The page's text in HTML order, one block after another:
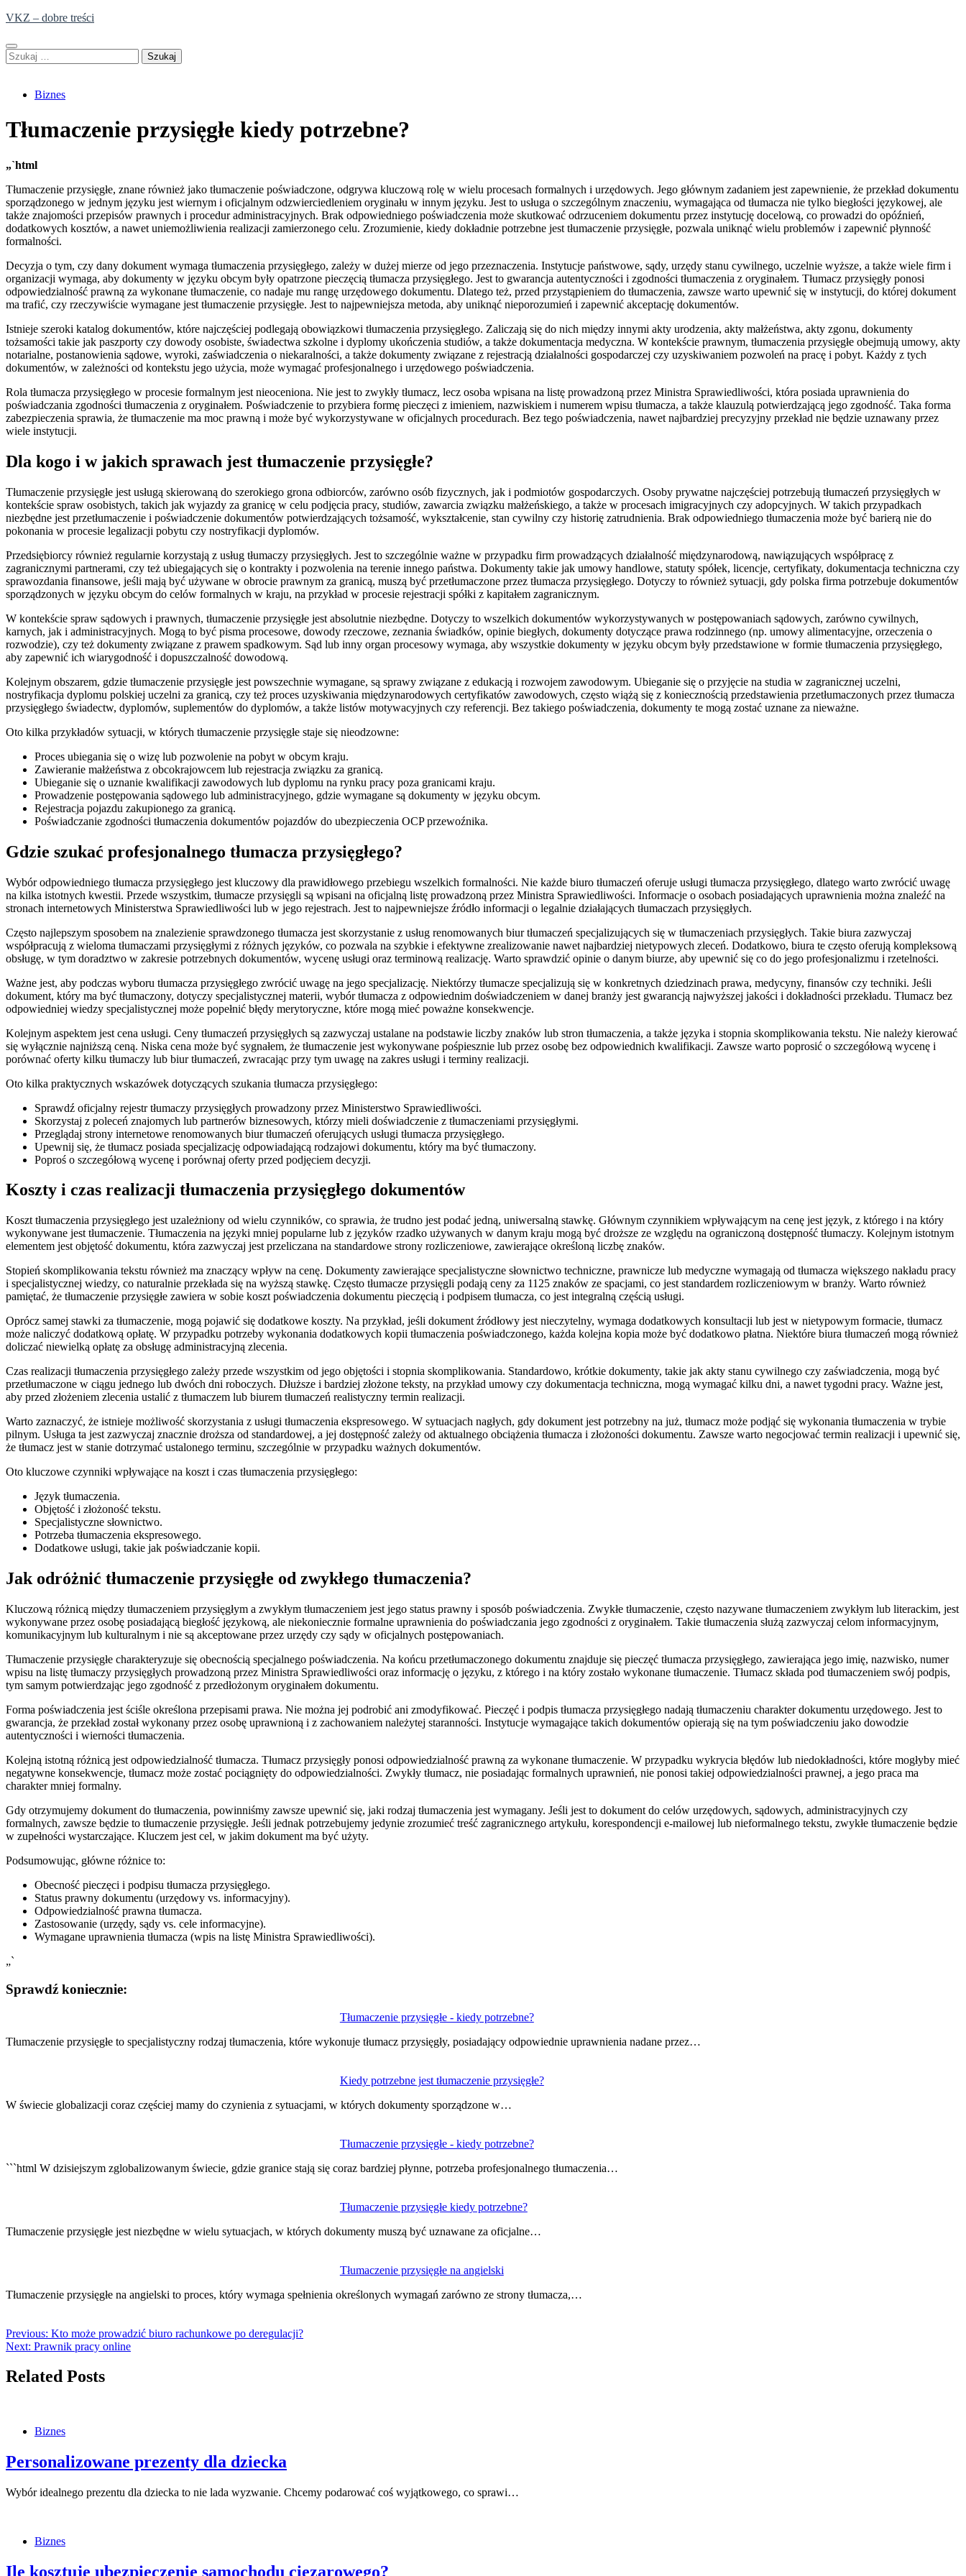
Skip
content
VKZ – dobre treści
Szukaj:
Biznes
Tłumaczenie przysięgłe kiedy potrzebne?
„`html
Tłumaczenie przysięgłe, znane również jako tłumaczenie poświadczone, odgrywa kluczową rolę w wielu procesach formalnych i urzędowych. Jego głównym zadaniem jest zapewnienie, że przekład dokumentu
sporządzonego w jednym języku jest wiernym i oficjalnym odzwierciedleniem oryginału w innym języku. Jest to usługa o szczególnym znaczeniu, wymagająca od tłumacza nie tylko biegłości językowej, ale
także znajomości przepisów prawnych i procedur administracyjnych. Brak odpowiedniego poświadczenia może skutkować odrzuceniem dokumentu przez instytucję docelową, co prowadzi do opóźnień,
dodatkowych kosztów, a nawet uniemożliwienia realizacji zamierzonego celu. Zrozumienie, kiedy dokładnie potrzebne jest tłumaczenie przysięgłe, pozwala uniknąć wielu problemów i zapewnić płynność
formalności.
Decyzja o tym, czy dany dokument wymaga tłumaczenia przysięgłego, zależy w dużej mierze od jego przeznaczenia. Instytucje państwowe, sądy, urzędy stanu cywilnego, uczelnie wyższe, a także wiele firm i
organizacji wymaga, aby dokumenty w języku obcym były opatrzone pieczęcią tłumacza przysięgłego. Jest to gwarancja autentyczności i zgodności tłumaczenia z oryginałem. Tłumacz przysięgły ponosi
odpowiedzialność prawną za wykonane tłumaczenie, co nadaje mu rangę urzędowego dokumentu. Dlatego też, przed przystąpieniem do tłumaczenia, zawsze warto upewnić się w instytucji, do której dokument
ma trafić, czy rzeczywiście wymagane jest tłumaczenie przysięgłe. Jest to najpewniejsza metoda, aby uniknąć nieporozumień i zapewnić akceptację dokumentów.
Istnieje szeroki katalog dokumentów, które najczęściej podlegają obowiązkowi tłumaczenia przysięgłego. Zaliczają się do nich między innymi akty urodzenia, akty małżeństwa, akty zgonu, dokumenty
tożsamości takie jak paszporty czy dowody osobiste, świadectwa szkolne i dyplomy ukończenia studiów, a także dokumentacja medyczna. W kontekście prawnym, tłumaczenia przysięgłe obejmują umowy, akty
notarialne, postanowienia sądowe, wyroki, zaświadczenia o niekaralności, a także dokumenty związane z rejestracją działalności gospodarczej czy uzyskiwaniem pozwoleń na pracę i pobyt. Każdy z tych
dokumentów, w zależności od kontekstu jego użycia, może wymagać profesjonalnego i urzędowego poświadczenia.
Rola tłumacza przysięgłego w procesie formalnym jest nieoceniona. Nie jest to zwykły tłumacz, lecz osoba wpisana na listę prowadzoną przez Ministra Sprawiedliwości, która posiada uprawnienia do
poświadczania zgodności tłumaczenia z oryginałem. Poświadczenie to przybiera formę pieczęci z imieniem, nazwiskiem i numerem wpisu tłumacza, a także klauzulą potwierdzającą jego zgodność. Taka forma
zabezpieczenia sprawia, że tłumaczenie ma moc prawną i może być wykorzystywane w oficjalnych procedurach. Bez tego poświadczenia, nawet najbardziej precyzyjny przekład nie będzie uznawany przez
wiele instytucji.
Dla kogo i w jakich sprawach jest tłumaczenie przysięgłe?
Tłumaczenie przysięgłe jest usługą skierowaną do szerokiego grona odbiorców, zarówno osób fizycznych, jak i podmiotów gospodarczych. Osoby prywatne najczęściej potrzebują tłumaczeń przysięgłych w
kontekście spraw osobistych, takich jak wyjazdy za granicę w celu podjęcia pracy, studiów, zawarcia związku małżeńskiego, a także w procesach imigracyjnych czy adopcyjnych. W takich przypadkach
niezbędne jest przetłumaczenie i poświadczenie dokumentów potwierdzających tożsamość, wykształcenie, stan cywilny czy historię zatrudnienia. Brak odpowiedniego tłumaczenia może być barierą nie do
pokonania w procesie legalizacji pobytu czy nostryfikacji dyplomów.
Przedsiębiorcy również regularnie korzystają z usług tłumaczy przysięgłych. Jest to szczególnie ważne w przypadku firm prowadzących działalność międzynarodową, nawiązujących współpracę z
zagranicznymi partnerami, czy też ubiegających się o kontrakty i pozwolenia na terenie innego państwa. Dokumenty takie jak umowy handlowe, statuty spółek, licencje, certyfikaty, dokumentacja techniczna czy
sprawozdania finansowe, jeśli mają być używane w obrocie prawnym za granicą, muszą być przetłumaczone przez tłumacza przysięgłego. Dotyczy to również sytuacji, gdy polska firma potrzebuje dokumentów
sporządzonych w języku obcym do celów formalnych w kraju, na przykład w procesie rejestracji spółki z kapitałem zagranicznym.
W kontekście spraw sądowych i prawnych, tłumaczenie przysięgłe jest absolutnie niezbędne. Dotyczy to wszelkich dokumentów wykorzystywanych w postępowaniach sądowych, zarówno cywilnych,
karnych, jak i administracyjnych. Mogą to być pisma procesowe, dowody rzeczowe, zeznania świadków, opinie biegłych, dokumenty dotyczące prawa rodzinnego (np. umowy alimentacyjne, orzeczenia o
rozwodzie), czy też dokumenty związane z prawem spadkowym. Sąd lub inny organ procesowy wymaga, aby wszystkie dokumenty w języku obcym były przedstawione w formie tłumaczenia przysięgłego,
aby zapewnić ich wiarygodność i dopuszczalność dowodową.
Kolejnym obszarem, gdzie tłumaczenie przysięgłe jest powszechnie wymagane, są sprawy związane z edukacją i rozwojem zawodowym. Ubieganie się o przyjęcie na studia w zagranicznej uczelni,
nostryfikacja dyplomu polskiej uczelni za granicą, czy też proces uzyskiwania międzynarodowych certyfikatów zawodowych, często wiążą się z koniecznością przedstawienia przetłumaczonych przez tłumacza
przysięgłego świadectw, dyplomów, suplementów do dyplomów, a także listów motywacyjnych czy referencji. Bez takiego poświadczenia, dokumenty te mogą zostać uznane za nieważne.
Oto kilka przykładów sytuacji, w których tłumaczenie przysięgłe staje się nieodzowne:
Proces ubiegania się o wizę lub pozwolenie na pobyt w obcym kraju.
Zawieranie małżeństwa z obcokrajowcem lub rejestracja związku za granicą.
Ubieganie się o uznanie kwalifikacji zawodowych lub dyplomu na rynku pracy poza granicami kraju.
Prowadzenie postępowania sądowego lub administracyjnego, gdzie wymagane są dokumenty w języku obcym.
Rejestracja pojazdu zakupionego za granicą.
Poświadczanie zgodności tłumaczenia dokumentów pojazdów do ubezpieczenia OCP przewoźnika.
Gdzie szukać profesjonalnego tłumacza przysięgłego?
Wybór odpowiedniego tłumacza przysięgłego jest kluczowy dla prawidłowego przebiegu wszelkich formalności. Nie każde biuro tłumaczeń oferuje usługi tłumacza przysięgłego, dlatego warto zwrócić uwagę
na kilka istotnych kwestii. Przede wszystkim, tłumacze przysięgli są wpisani na oficjalną listę prowadzoną przez Ministra Sprawiedliwości. Informacje o osobach posiadających uprawnienia można znaleźć na
stronach internetowych Ministerstwa Sprawiedliwości lub w jego rejestrach. Jest to najpewniejsze źródło informacji o legalnie działających tłumaczach przysięgłych.
Często najlepszym sposobem na znalezienie sprawdzonego tłumacza jest skorzystanie z usług renomowanych biur tłumaczeń specjalizujących się w tłumaczeniach przysięgłych. Takie biura zazwyczaj
współpracują z wieloma tłumaczami przysięgłymi z różnych języków, co pozwala na szybkie i efektywne zrealizowanie nawet najbardziej nietypowych zleceń. Dodatkowo, biura te często oferują kompleksową
obsługę, w tym doradztwo w zakresie potrzebnych dokumentów, wycenę usługi oraz terminową realizację. Warto sprawdzić opinie o danym biurze, aby upewnić się co do jego profesjonalizmu i rzetelności.
Ważne jest, aby podczas wyboru tłumacza przysięgłego zwrócić uwagę na jego specjalizację. Niektórzy tłumacze specjalizują się w konkretnych dziedzinach prawa, medycyny, finansów czy techniki. Jeśli
dokument, który ma być tłumaczony, dotyczy specjalistycznej materii, wybór tłumacza z odpowiednim doświadczeniem w danej branży jest gwarancją najwyższej jakości i dokładności przekładu. Tłumacz bez
odpowiedniej wiedzy specjalistycznej może popełnić błędy merytoryczne, które mogą mieć poważne konsekwencje.
Kolejnym aspektem jest cena usługi. Ceny tłumaczeń przysięgłych są zazwyczaj ustalane na podstawie liczby znaków lub stron tłumaczenia, a także języka i stopnia skomplikowania tekstu. Nie należy kierować
się wyłącznie najniższą ceną. Niska cena może być sygnałem, że tłumaczenie jest wykonywane pośpiesznie lub przez osobę bez odpowiednich kwalifikacji. Zawsze warto poprosić o szczegółową wycenę i
porównać oferty kilku tłumaczy lub biur tłumaczeń, zwracając przy tym uwagę na zakres usługi i terminy realizacji.
Oto kilka praktycznych wskazówek dotyczących szukania tłumacza przysięgłego:
Sprawdź oficjalny rejestr tłumaczy przysięgłych prowadzony przez Ministerstwo Sprawiedliwości.
Skorzystaj z poleceń znajomych lub partnerów biznesowych, którzy mieli doświadczenie z tłumaczeniami przysięgłymi.
Przeglądaj strony internetowe renomowanych biur tłumaczeń oferujących usługi tłumacza przysięgłego.
Upewnij się, że tłumacz posiada specjalizację odpowiadającą rodzajowi dokumentu, który ma być tłumaczony.
Poproś o szczegółową wycenę i porównaj oferty przed podjęciem decyzji.
Koszty i czas realizacji tłumaczenia przysięgłego dokumentów
Koszt tłumaczenia przysięgłego jest uzależniony od wielu czynników, co sprawia, że trudno jest podać jedną, uniwersalną stawkę. Głównym czynnikiem wpływającym na cenę jest język, z którego i na który
wykonywane jest tłumaczenie. Tłumaczenia na języki mniej popularne lub z języków rzadko używanych w danym kraju mogą być droższe ze względu na ograniczoną dostępność tłumaczy. Kolejnym istotnym
elementem jest objętość dokumentu, która zazwyczaj jest przeliczana na standardowe strony rozliczeniowe, zawierające określoną liczbę znaków.
Stopień skomplikowania tekstu również ma znaczący wpływ na cenę. Dokumenty zawierające specjalistyczne słownictwo techniczne, prawnicze lub medyczne wymagają od tłumacza większego nakładu pracy
i specjalistycznej wiedzy, co naturalnie przekłada się na wyższą stawkę. Często tłumacze przysięgli podają ceny za 1125 znaków ze spacjami, co jest standardem rozliczeniowym w branży. Warto również
pamiętać, że tłumaczenie przysięgłe zawiera w sobie koszt poświadczenia dokumentu pieczęcią i podpisem tłumacza, co jest integralną częścią usługi.
Oprócz samej stawki za tłumaczenie, mogą pojawić się dodatkowe koszty. Na przykład, jeśli dokument źródłowy jest nieczytelny, wymaga dodatkowych konsultacji lub jest w nietypowym formacie, tłumacz
może naliczyć dodatkową opłatę. W przypadku potrzeby wykonania dodatkowych kopii tłumaczenia poświadczonego, każda kolejna kopia może być dodatkowo płatna. Niektóre biura tłumaczeń mogą również
doliczać niewielką opłatę za obsługę administracyjną zlecenia.
Czas realizacji tłumaczenia przysięgłego zależy przede wszystkim od jego objętości i stopnia skomplikowania. Standardowo, krótkie dokumenty, takie jak akty stanu cywilnego czy zaświadczenia, mogą być
przetłumaczone w ciągu jednego lub dwóch dni roboczych. Dłuższe i bardziej złożone teksty, na przykład umowy czy dokumentacja techniczna, mogą wymagać kilku dni, a nawet tygodni pracy. Ważne jest,
aby przed złożeniem zlecenia ustalić z tłumaczem lub biurem tłumaczeń realistyczny termin realizacji.
Warto zaznaczyć, że istnieje możliwość skorzystania z usługi tłumaczenia ekspresowego. W sytuacjach nagłych, gdy dokument jest potrzebny na już, tłumacz może podjąć się wykonania tłumaczenia w trybie
pilnym. Usługa ta jest zazwyczaj znacznie droższa od standardowej, a jej dostępność zależy od aktualnego obciążenia tłumacza i złożoności dokumentu. Zawsze warto negocjować termin realizacji i upewnić się,
że tłumacz jest w stanie dotrzymać ustalonego terminu, szczególnie w przypadku ważnych dokumentów.
Oto kluczowe czynniki wpływające na koszt i czas tłumaczenia przysięgłego:
Język tłumaczenia.
Objętość i złożoność tekstu.
Specjalistyczne słownictwo.
Potrzeba tłumaczenia ekspresowego.
Dodatkowe usługi, takie jak poświadczanie kopii.
Jak odróżnić tłumaczenie przysięgłe od zwykłego tłumaczenia?
Kluczową różnicą między tłumaczeniem przysięgłym a zwykłym tłumaczeniem jest jego status prawny i sposób poświadczenia. Zwykłe tłumaczenie, często nazywane tłumaczeniem zwykłym lub literackim, jest
wykonywane przez osobę posiadającą biegłość językową, ale niekoniecznie formalne uprawnienia do poświadczania jego zgodności z oryginałem. Takie tłumaczenia służą zazwyczaj celom informacyjnym,
komunikacyjnym lub kulturalnym i nie są akceptowane przez urzędy czy sądy w oficjalnych postępowaniach.
Tłumaczenie przysięgłe charakteryzuje się obecnością specjalnego poświadczenia. Na końcu przetłumaczonego dokumentu znajduje się pieczęć tłumacza przysięgłego, zawierająca jego imię, nazwisko, numer
wpisu na listę tłumaczy przysięgłych prowadzoną przez Ministra Sprawiedliwości oraz informację o języku, z którego i na który zostało wykonane tłumaczenie. Tłumacz składa pod tłumaczeniem swój podpis,
tym samym potwierdzając jego zgodność z przedłożonym oryginałem dokumentu.
Forma poświadczenia jest ściśle określona przepisami prawa. Nie można jej podrobić ani zmodyfikować. Pieczęć i podpis tłumacza przysięgłego nadają tłumaczeniu charakter dokumentu urzędowego. Jest to
gwarancja, że przekład został wykonany przez osobę uprawnioną i z zachowaniem należytej staranności. Instytucje wymagające takich dokumentów opierają się na tym poświadczeniu jako dowodzie
autentyczności i wierności tłumaczenia.
Kolejną istotną różnicą jest odpowiedzialność tłumacza. Tłumacz przysięgły ponosi odpowiedzialność prawną za wykonane tłumaczenie. W przypadku wykrycia błędów lub niedokładności, które mogłyby mieć
negatywne konsekwencje, tłumacz może zostać pociągnięty do odpowiedzialności. Zwykły tłumacz, nie posiadając formalnych uprawnień, nie ponosi takiej odpowiedzialności prawnej, a jego praca ma
charakter mniej formalny.
Gdy otrzymujemy dokument do tłumaczenia, powinniśmy zawsze upewnić się, jaki rodzaj tłumaczenia jest wymagany. Jeśli jest to dokument do celów urzędowych, sądowych, administracyjnych czy
formalnych, zawsze będzie to tłumaczenie przysięgłe. Jeśli jednak potrzebujemy jedynie zrozumieć treść zagranicznego artykułu, korespondencji e-mailowej lub nieformalnego tekstu, zwykłe tłumaczenie będzie
w zupełności wystarczające. Kluczem jest cel, w jakim dokument ma być użyty.
Podsumowując, główne różnice to:
Obecność pieczęci i podpisu tłumacza przysięgłego.
Status prawny dokumentu (urzędowy vs. informacyjny).
Odpowiedzialność prawna tłumacza.
Zastosowanie (urzędy, sądy vs. cele informacyjne).
Wymagane uprawnienia tłumacza (wpis na listę Ministra Sprawiedliwości).
„`
Sprawdź koniecznie:
Tłumaczenie przysięgłe - kiedy potrzebne?
Tłumaczenie przysięgłe to specjalistyczny rodzaj tłumaczenia, które wykonuje tłumacz przysięgły, posiadający odpowiednie uprawnienia nadane przez…
Kiedy potrzebne jest tłumaczenie przysięgłe?
W świecie globalizacji coraz częściej mamy do czynienia z sytuacjami, w których dokumenty sporządzone w…
Tłumaczenie przysięgłe - kiedy potrzebne?
```html W dzisiejszym zglobalizowanym świecie, gdzie granice stają się coraz bardziej płynne, potrzeba profesjonalnego tłumaczenia…
Tłumaczenie przysięgłe kiedy potrzebne?
Tłumaczenie przysięgłe jest niezbędne w wielu sytuacjach, w których dokumenty muszą być uznawane za oficjalne…
Tłumaczenie przysięgłe na angielski
Tłumaczenie przysięgłe na angielski to proces, który wymaga spełnienia określonych wymagań zarówno ze strony tłumacza,…
wpisu
Previous: Kto może prowadzić biuro rachunkowe po deregulacji?
Next: Prawnik pracy online
Related Posts
Biznes
Personalizowane prezenty dla dziecka
Wybór idealnego prezentu dla dziecka to nie lada wyzwanie. Chcemy podarować coś wyjątkowego, co sprawi…
Biznes
Ile kosztuje ubezpieczenie samochodu ciezarowego?